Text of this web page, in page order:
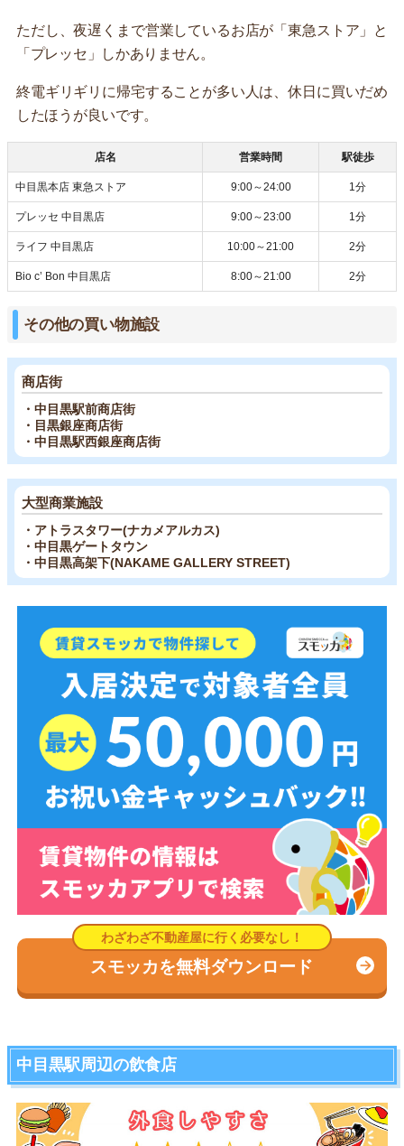
ただし、夜遅くまで営業しているお店が「東急ストア」と
「プレッセ」しかありません。
終電ギリギリに帰宅することが多い人は、休日に買いだめ
したほうが良いです。
店名 営業時間 駅徒歩
中目黒本店 東急ストア 9:00～24:00 1分
プレッセ 中目黒店 9:00～23:00 1分
ライフ 中目黒店 10:00～21:00 2分
Bio c’ Bon 中目黒店 8:00～21:00 2分
その他の買い物施設
商店街
・中目黒駅前商店街
・目黒銀座商店街
・中目黒駅西銀座商店街
大型商業施設
・アトラスタワー(ナカメアルカス)
・中目黒ゲートタウン
・中目黒高架下(NAKAME GALLERY STREET)
スモッカを無料ダウンロード
中目黒駅周辺の飲食店